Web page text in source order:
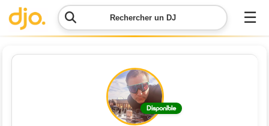
Rechercher un DJ ☰
Menu
Disponible